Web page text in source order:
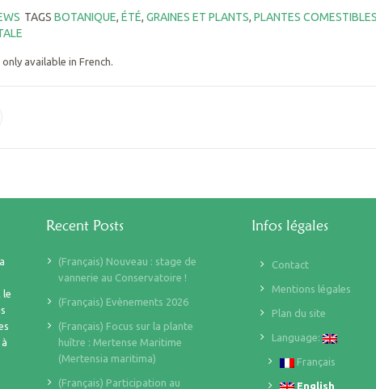
TAGS BOTANIQUE, ÉTÉ, GRAINES ET PLANTS, PLANTES COMESTIBLES
available in French.
le
Recent Posts
(Français) Nouveau : stage de
vannerie au Conservatoire !
(Français) Evènements 2026
(Français) Focus sur la plante
huître : Mertense Maritime
(Mertensia maritima)
(Français) Participation au
Infos légales
Contact
Mentions légales
Plan du site
Language:
Français
English